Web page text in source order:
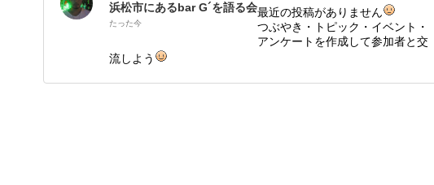
浜松市にあるbar G´を語る会
たった今
最近の投稿がありません
つぶやき・トピック・イベント・
アンケートを作成して参加者と交
流しよう